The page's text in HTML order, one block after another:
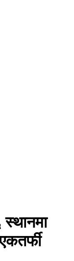
स्थानमा